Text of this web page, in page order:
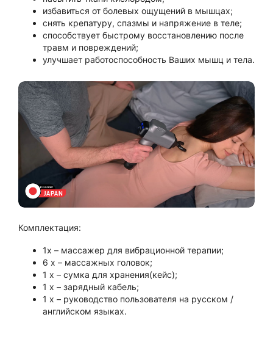
избавиться от болевых ощущений в мышцах;
снять крепатуру, спазмы и напряжение в теле;
способствует быстрому восстановлению после
травм и повреждений;
улучшает работоспособность Ваших мышц и тела.
Комплектация:
1х – массажер для вибрационной терапии;
6 x – массажных головок;
1 х – сумка для хранения(кейс);
1 х – зарядный кабель;
1 х – руководство пользователя на русском /
английском языках.